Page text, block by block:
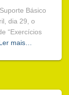
Básico
dia 29, o
“Exercícios
mais…